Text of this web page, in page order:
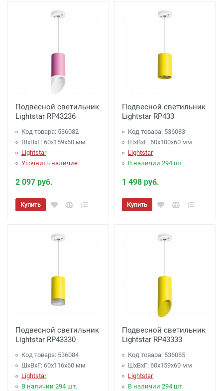
Подвесной светильник
Lightstar RP43236
Код товара: 536082
ШхВхГ: 60x159x60 мм
Lightstar
Уточнить наличие
2 097 руб.
Купить
Подвесной светильник
Lightstar RP433
Код товара: 536083
ШхВхГ: 60x100x60 мм
Lightstar
В наличии 294 шт.
1 498 руб.
Купить
Подвесной светильник
Lightstar RP43330
Код товара: 536084
ШхВхГ: 60x116x60 мм
Lightstar
В наличии 294 шт.
Подвесной светильник
Lightstar RP43333
Код товара: 536085
ШхВхГ: 60x159x60 мм
Lightstar
В наличии 294 шт.